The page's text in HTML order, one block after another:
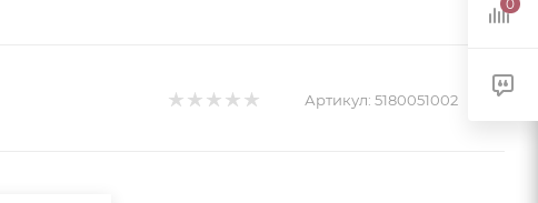
Артикул: 5180051002
0